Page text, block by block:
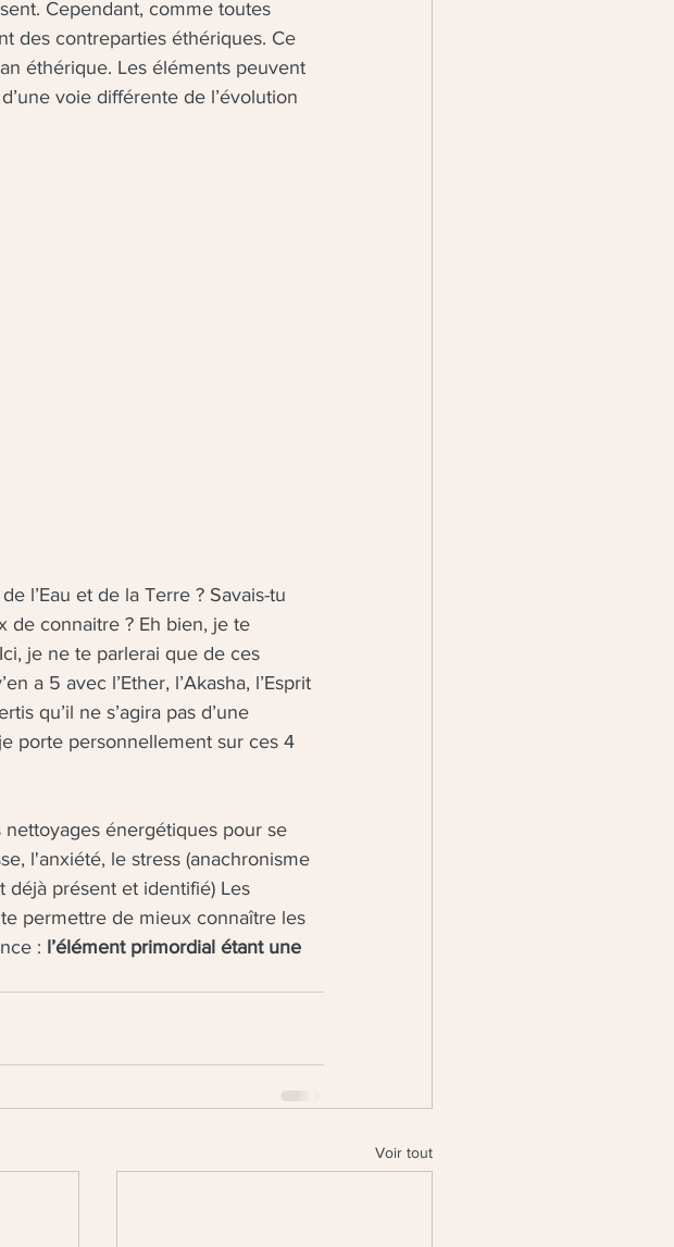
Cependant, comme toutes
des contreparties éthériques. Ce
éthérique. Les éléments peuvent
voie différente de l’évolution
l’Eau et de la Terre ? Savais-tu
de connaitre ? Eh bien, je te
je ne te parlerai que de ces
a 5 avec l’Ether, l’Akasha, l’Esprit
qu’il ne s’agira pas d’une
porte personnellement sur ces 4
énergétiques pour se
l'anxiété, le stress (anachronisme
déjà présent et identifié) Les
permettre de mieux connaître les
: l’élément primordial étant une
Voir tout